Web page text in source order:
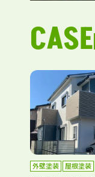
CASE
外壁塗装 屋根塗装